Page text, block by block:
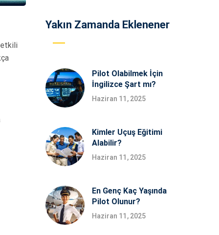
etkili
Yakın Zamanda Eklenener
Pilot Olabilmek İçin
İngilizce Şart mı?
Haziran 11, 2025
Kimler Uçuş Eğitimi
Alabilir?
Haziran 11, 2025
En Genç Kaç Yaşında
Pilot Olunur?
Haziran 11, 2025